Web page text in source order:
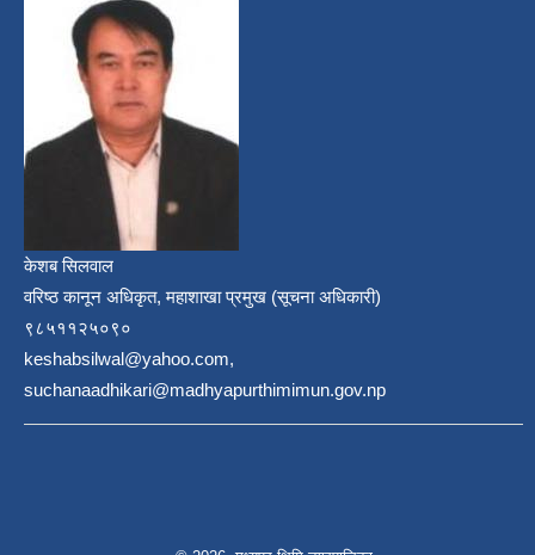
केशब सिलवाल
वरिष्ठ कानून अधिकृत, महाशाखा प्रमुख (सूचना अधिकारी)
९८५११२५०९०
keshabsilwal@yahoo.com,
suchanaadhikari@madhyapurthimimun.gov.np